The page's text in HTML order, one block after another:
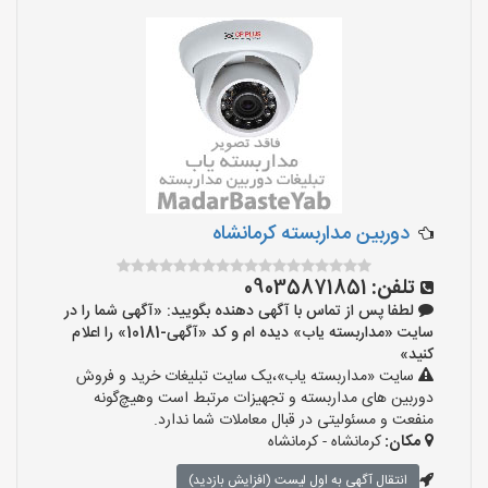
دوربین مداربسته کرمانشاه
تلفن: 09035871851
لطفا پس از تماس با آگهی دهنده بگویید: «آگهی شما را در
سایت «مداربسته یاب» دیده ام و کد «آگهی-10181» را اعلام
کنید»
سایت «مداربسته یاب»،یک سایت تبلیغات خرید و فروش
دوربین های مداربسته و تجهیزات مرتبط است وهیچ‌گونه
منفعت و مسئولیتی در قبال معاملات شما ندارد.
مکان:کرمانشاه - کرمانشاه
انتقال آگهی به اول لیست (افزایش بازدید)